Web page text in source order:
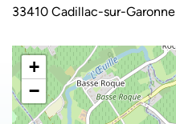
33410 Cadillac-sur-Garonne
+
−